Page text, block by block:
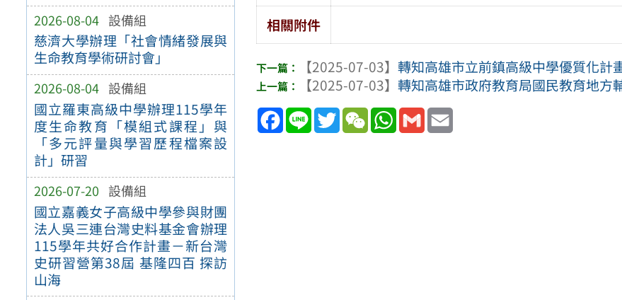
2026-08-04 設備組
慈濟大學辦理「社會情緒發展與
生命教育學術研討會」
2026-08-04 設備組
國立羅東高級中學辦理115學年
度生命教育「模組式課程」與
「多元評量與學習歷程檔案設
計」研習
2026-07-20 設備組
國立嘉義女子高級中學參與財團
法人吳三連台灣史料基金會辦理
115學年共好合作計畫－新台灣
史研習營第38屆 基隆四百 探訪
山海
相關附件
【2025-07-03】轉知高雄市立前鎮高級中學優質化計
【2025-07-03】轉知高雄市政府教育局國民教育地方
Facebook
Line TwitterWeChatWhatsApp
Gmail